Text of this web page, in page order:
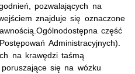
pozwalających na
znajduje się oznaczone
Ogólnodostępna część
Administracyjnych).
na krawędzi taśmą
się na wózku